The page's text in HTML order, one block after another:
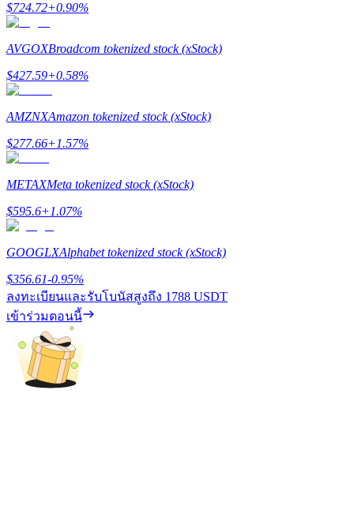
USDT New User Exclusive 10% APR
USDT Flexible Staking | Daily Rewards
BTC New User Exclusive: 6.5% APR
BTC Flexible Staking | Daily Rewards
กิจกรรมเพิ่มเติม
รับรางวัลและสิทธิพิเศษสุดพิเศษ
ศูนย์รางวัล
$724.72+0.90%
AVGOXBroadcom tokenized stock (xStock)
$427.59+0.58%
AMZNXAmazon tokenized stock (xStock)
$277.66+1.57%
METAXMeta tokenized stock (xStock)
$595.6+1.07%
GOOGLXAlphabet tokenized stock (xStock)
$356.61-0.95%
ลงทะเบียนและรับโบนัสสูงถึง 1788 USDT
เข้าร่วมตอนนี้